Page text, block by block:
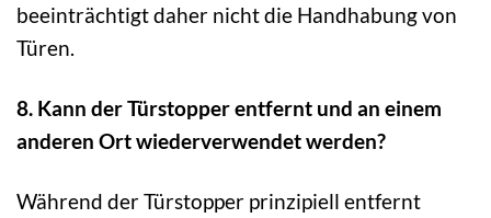
beeinträchtigt daher nicht die Handhabung von
Türen.
8. Kann der Türstopper entfernt und an einem
anderen Ort wiederverwendet werden?
Während der Türstopper prinzipiell entfernt